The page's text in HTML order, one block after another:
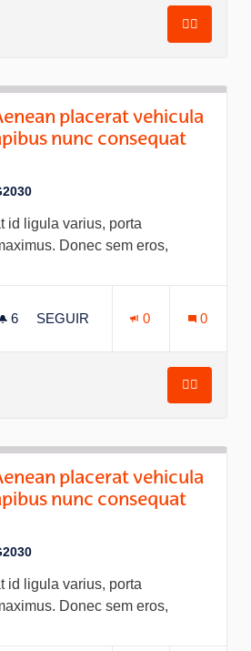
👍🏽
placerat vehicula
nunc consequat
id ligula varius, porta
Donec sem eros,
6 6 SEGUIDORAS
SEGUIR
0 0
👍🏽
placerat vehicula
nunc consequat
id ligula varius, porta
Donec sem eros,